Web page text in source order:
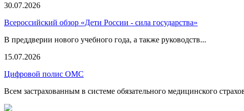
30.07.2026
Всероссийский обзор «Дети России - сила государства»
В преддверии нового учебного года, а также руководств...
15.07.2026
Цифровой полис ОМС
Всем застрахованным в системе обязательного медицинского